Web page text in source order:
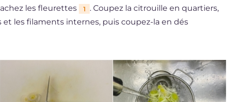
les fleurettes
1
. Coupez la citrouille en quartiers,
et les filaments internes, puis coupez-la en dés